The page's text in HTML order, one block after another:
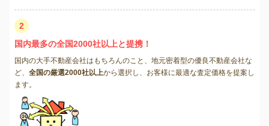
2
国内最多の全国2000社以上と提携！
国内の大手不動産会社はもちろんのこと、地元密着型の優良不動産会社な
ど、 全国の厳選2000社以上から選択し、お客様に最適な査定価格を提案し
ます。